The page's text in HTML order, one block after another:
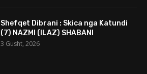
Shefqet Dibrani : Skica nga Katundi
(7) NAZMI (ILAZ) SHABANI
3 Gusht, 2026